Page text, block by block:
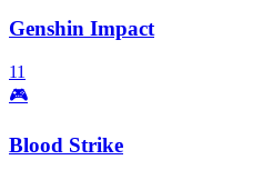
Genshin Impact
11
🎮
Blood Strike